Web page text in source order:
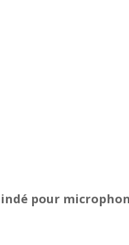
pour